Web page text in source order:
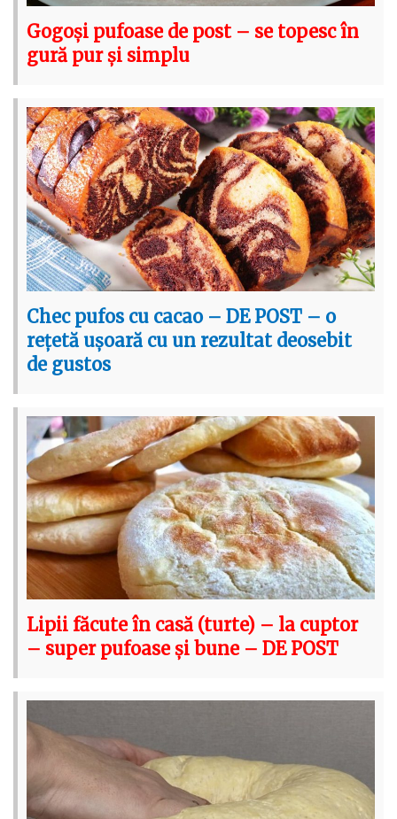
Gogoși pufoase de post – se topesc în
gură pur și simplu
Chec pufos cu cacao – DE POST – o
rețetă ușoară cu un rezultat deosebit
de gustos
Lipii făcute în casă (turte) – la cuptor
– super pufoase și bune – DE POST